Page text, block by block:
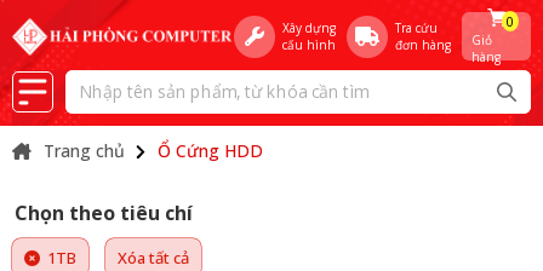
Xây dựng
cấu hình
Tra cứu
đơn hàng
Giỏ
hàng
0
Trang chủ Ổ Cứng HDD
Chọn theo tiêu chí
1TB Xóa tất cả